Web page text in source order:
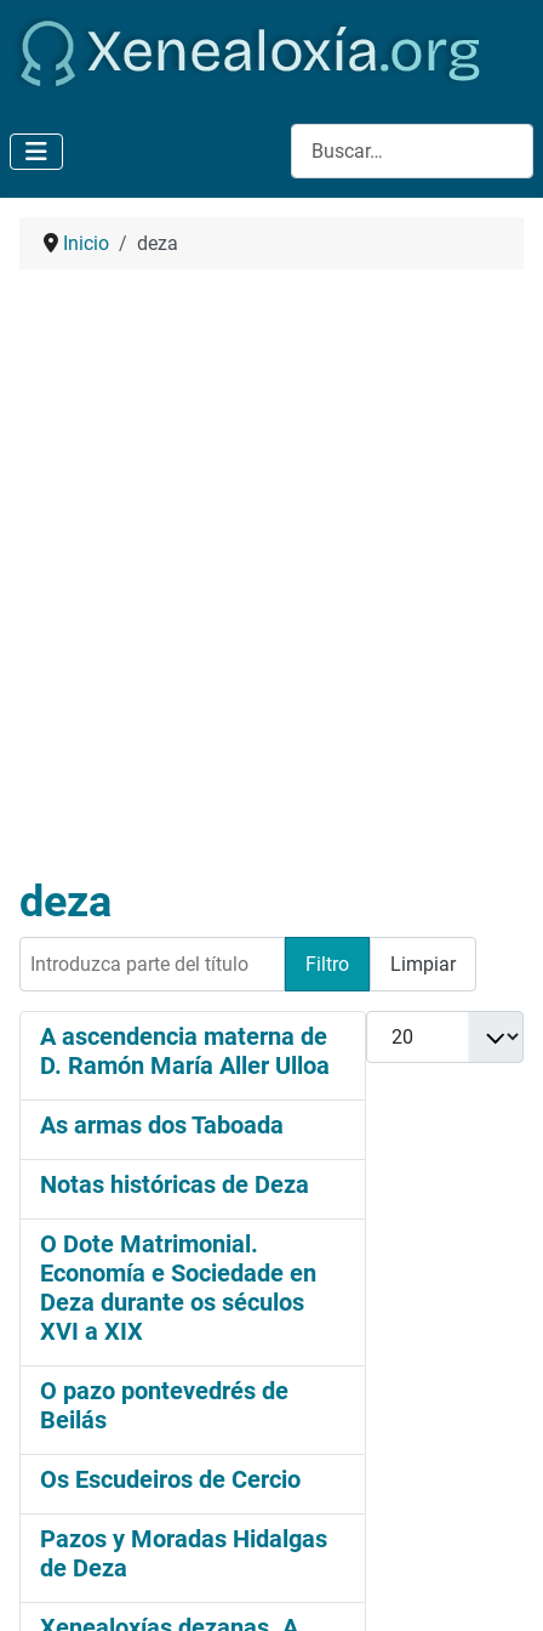
Buscar
Inicio deza
deza
Introduzca parte del título
Filtro Limpiar
Cantidad
A ascendencia materna de
D. Ramón María Aller Ulloa
As armas dos Taboada
Notas históricas de Deza
O Dote Matrimonial.
Economía e Sociedade en
Deza durante os séculos
XVI a XIX
O pazo pontevedrés de
Beilás
Os Escudeiros de Cercio
Pazos y Moradas Hidalgas
de Deza